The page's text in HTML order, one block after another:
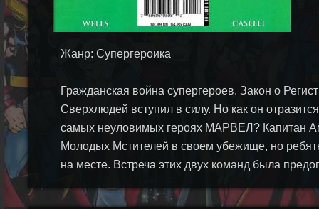
Жанр: Супергероика
Гражданская война супергероев. Закон о
Сверхлюдей вступил в силу. Но как он
самых неуловимых героях МАРВЕЛ? Капитан
Молодых Мстителей в своем убежище, но
на месте. Встреча этих двух команд была